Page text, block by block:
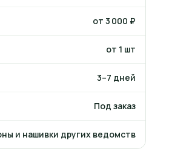
от 3 000 ₽
от 1 шт
3–7 дней
Под заказ
и нашивки других ведомств